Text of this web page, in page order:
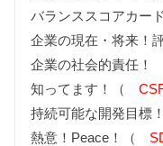
バランススコアカー
企業の現在・将来！
企業の社会的責任！
知ってます！（
持続可能な開発目標！
熱意！Peace！（